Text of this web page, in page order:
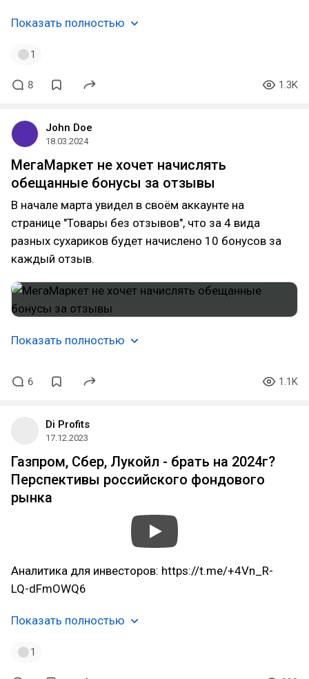
Показать полностью
1
8 1.3K
John Doe
18.03.2024
МегаМаркет не хочет начислять
обещанные бонусы за отзывы
В начале марта увидел в своём аккаунте на
странице "Товары без отзывов", что за 4 вида
разных сухариков будет начислено 10 бонусов за
каждый отзыв.
Показать полностью
6 1.1K
Di Profits
17.12.2023
Газпром, Сбер, Лукойл - брать на 2024г?
Перспективы российского фондового
рынка
Аналитика для инвесторов: https://t.me/+4Vn_R-
LQ-dFmOWQ6
Показать полностью
1